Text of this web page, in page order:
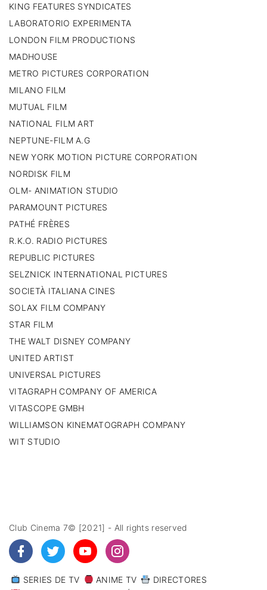
KING FEATURES SYNDICATES
LABORATORIO EXPERIMENTA
LONDON FILM PRODUCTIONS
MADHOUSE
METRO PICTURES CORPORATION
MILANO FILM
MUTUAL FILM
NATIONAL FILM ART
NEPTUNE-FILM A.G
NEW YORK MOTION PICTURE CORPORATION
NORDISK FILM
OLM- ANIMATION STUDIO
PARAMOUNT PICTURES
PATHÉ FRÈRES
R.K.O. RADIO PICTURES
REPUBLIC PICTURES
SELZNICK INTERNATIONAL PICTURES
SOCIETÀ ITALIANA CINES
SOLAX FILM COMPANY
STAR FILM
THE WALT DISNEY COMPANY
UNITED ARTIST
UNIVERSAL PICTURES
VITAGRAPH COMPANY OF AMERICA
VITASCOPE GMBH
WILLIAMSON KINEMATOGRAPH COMPANY
WIT STUDIO
Club Cinema 7© [2021] - All rights reserved
SERIES DE TV ANIME TV
DIRECTORES